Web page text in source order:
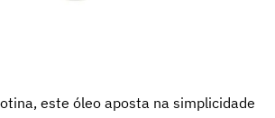
este óleo aposta na simplicidade